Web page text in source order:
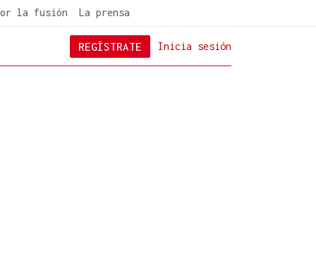
la fusión La prensa
Inicia sesión
REGÍSTRATE